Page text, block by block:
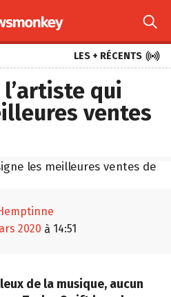

LES + RÉCENTS 
qui
ventes
2020 à 14:51
de la musique, aucun